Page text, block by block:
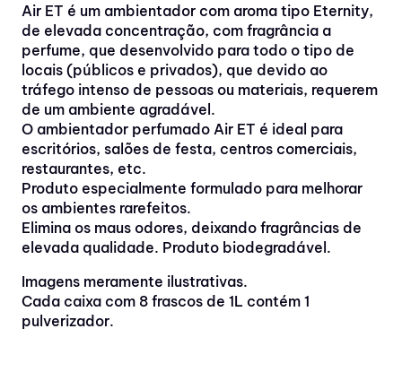
Air ET é um ambientador com aroma tipo Eternity,
de elevada concentração, com fragrância a
perfume, que desenvolvido para todo o tipo de
locais (públicos e privados), que devido ao
tráfego intenso de pessoas ou materiais, requerem
de um ambiente agradável.
O ambientador perfumado Air ET é ideal para
escritórios, salões de festa, centros comerciais,
restaurantes, etc.
Produto especialmente formulado para melhorar
os ambientes rarefeitos.
Elimina os maus odores, deixando fragrâncias de
elevada qualidade. Produto biodegradável.
Imagens meramente ilustrativas.
Cada caixa com 8 frascos de 1L contém 1
pulverizador.